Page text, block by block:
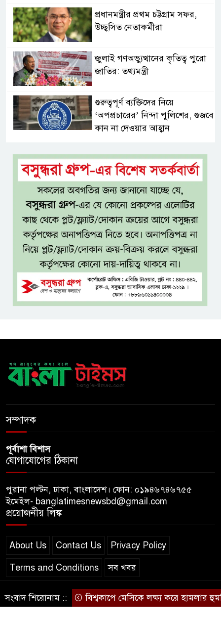
প্রধানমন্ত্রীর প্রথম চট্টগ্রাম সফর,
উচ্ছ্বসিত নেতাকর্মীরা
জুলাই গণঅভ্যুত্থানের কৃতিত্ব পুরো
জাতির: তথ্যমন্ত্রী
গুরুত্বপূর্ণ ব্যক্তিদের নিয়ে
‘অপপ্রচারের’ নিন্দা পুলিশের, গুজবে
কান না দেওয়ার আহ্বান
শেখ হাসিনার দিল্লির সংবাদ
সম্মেলনের সঙ্গে ভারত সরকারের
সম্পৃক্ততা নেই: জয়সোয়াল
টাঙ্গাইলে নিহত ১৪ বাস-মিনিবাস
মালিকের পরিবারকে আর্থিক অনুদান
ও সম্মাননা
সাড়ে ৩ হাজার এতিম ও
মাদরাসাশিক্ষার্থীর খাবারের
আয়োজন করলেন প্রতিমন্ত্রী টুকু
কাছে শত কোটি টাকা ক্ষতিপূরণ
দাবি
ধ্বংসস্তূপের ওপরই বারবার ক্ষমতায়
সম্পাদক
পূর্বাশা বিশাস
যোগাযোগের ঠিকানা
পুরানা পল্টন, ঢাকা, বাংলাদেশ। ফোন: ০১৯৪৬৭৪৬৭৫৫
ইমেইল- banglatimesnewsbd@gmail.com
প্রয়োজনীয় লিঙ্ক
About Us Contact Us Privacy Policy
Terms and Conditions সব খবর
© স্বত্ব বাংলা-টাইমস ২০২০-২০২৪
সংবাদ শিরোনাম :: বিশ্বকাপে মেসিকে লক্ষ্য করে হামলার হুমকি,